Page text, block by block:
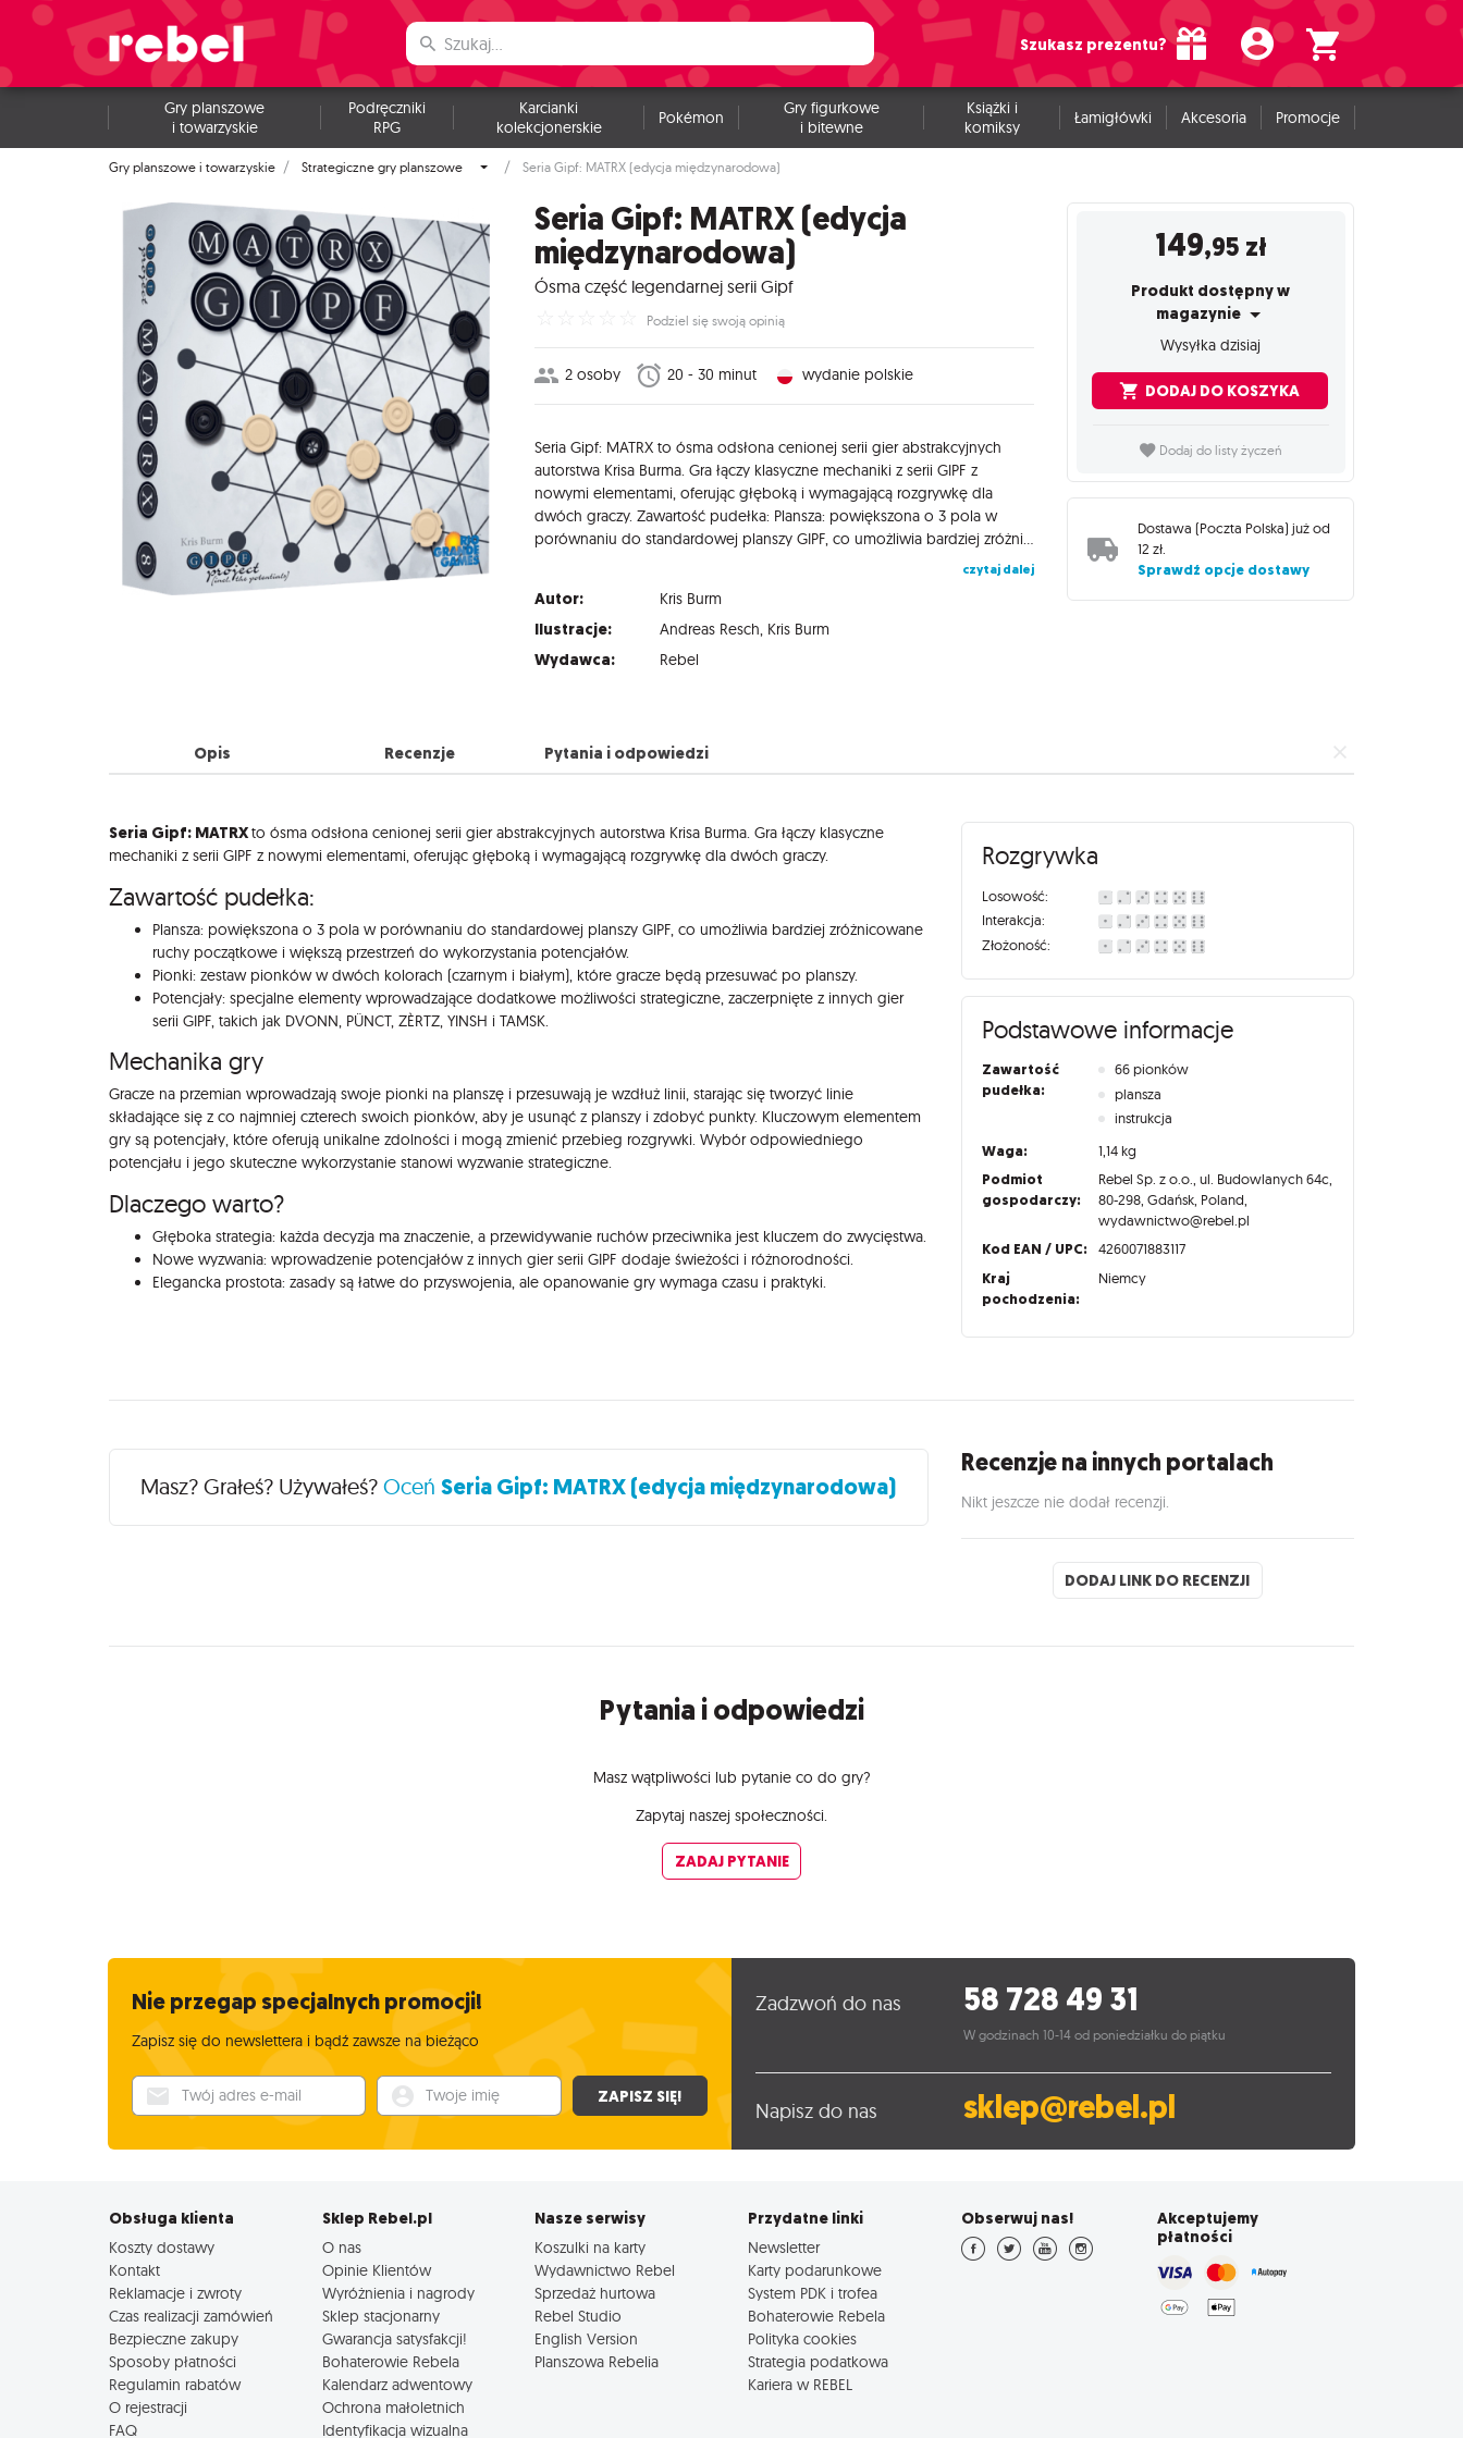
Szukasz prezentu?
Gry planszowe
i towarzyskie
Podręczniki
RPG
Karcianki
kolekcjonerskie
Pokémon
Gry figurkowe
i bitewne
Książki i
komiksy
Łamigłówki Akcesoria Promocje
Gry planszowe i towarzyskie Strategiczne gry planszowe Seria Gipf: MATRX (edycja międzynarodowa)
Seria Gipf: MATRX (edycja
międzynarodowa)
Ósma część legendarnej serii Gipf
Podziel się swoją opinią
2 osoby 20 - 30 minut wydanie polskie
Seria Gipf: MATRX to ósma odsłona cenionej serii gier abstrakcyjnych
autorstwa Krisa Burma. Gra łączy klasyczne mechaniki z serii GIPF z
nowymi elementami, oferując głęboką i wymagającą rozgrywkę dla
dwóch graczy. Zawartość pudełka: Plansza: powiększona o 3 pola w
czytaj dalej
Autor: Kris Burm
Ilustracje: Andreas Resch, Kris Burm
Wydawca: Rebel
149,95 zł
Produkt dostępny w
magazynie
Wysyłka dzisiaj
DODAJ DO KOSZYKA
Dodaj do listy życzeń
Dostawa (Poczta Polska) już od
12 zł.
Sprawdź opcje dostawy
Opis Recenzje Pytania i odpowiedzi
Opis
Seria Gipf: MATRXto ósma odsłona cenionej serii gier abstrakcyjnych autorstwa Krisa Burma. Gra łączy klasyczne
mechaniki z serii GIPF z nowymi elementami, oferując głęboką i wymagającą rozgrywkę dla dwóch graczy.
Zawartość pudełka:
Plansza: powiększona o 3 pola w porównaniu do standardowej planszy GIPF, co umożliwia bardziej zróżnicowane
ruchy początkowe i większą przestrzeń do wykorzystania potencjałów.
Pionki: zestaw pionków w dwóch kolorach (czarnym i białym), które gracze będą przesuwać po planszy.
Potencjały: specjalne elementy wprowadzające dodatkowe możliwości strategiczne, zaczerpnięte z innych gier
serii GIPF, takich jak DVONN, PÜNCT, ZÈRTZ, YINSH i TAMSK.
Mechanika gry
Gracze na przemian wprowadzają swoje pionki na planszę i przesuwają je wzdłuż linii, starając się tworzyć linie
składające się z co najmniej czterech swoich pionków, aby je usunąć z planszy i zdobyć punkty. Kluczowym elementem
gry są potencjały, które oferują unikalne zdolności i mogą zmienić przebieg rozgrywki. Wybór odpowiedniego
potencjału i jego skuteczne wykorzystanie stanowi wyzwanie strategiczne.
Dlaczego warto?
Głęboka strategia: każda decyzja ma znaczenie, a przewidywanie ruchów przeciwnika jest kluczem do zwycięstwa.
Nowe wyzwania: wprowadzenie potencjałów z innych gier serii GIPF dodaje świeżości i różnorodności.
Elegancka prostota: zasady są łatwe do przyswojenia, ale opanowanie gry wymaga czasu i praktyki.
Rozgrywka
Losowość:
Interakcja:
Złożoność:
Podstawowe informacje
Zawartość
pudełka:
66 pionków
plansza
instrukcja
Waga: 1,14 kg
Podmiot
gospodarczy:
Rebel Sp. z o.o., ul. Budowlanych 64c,
80-298, Gdańsk, Poland,
wydawnictwo@rebel.pl
Kod EAN / UPC: 4260071883117
Kraj
pochodzenia:
Niemcy
Recenzje
Masz? Grałeś? Używałeś?OceńSeria Gipf: MATRX (edycja międzynarodowa)
Recenzje na innych portalach
Nikt jeszcze nie dodał recenzji.
DODAJ LINK DO RECENZJI
Pytania i odpowiedzi
Masz wątpliwości lub pytanie co do gry?
Zapytaj naszej społeczności.
ZADAJ PYTANIE
Nie przegap specjalnych promocji!
Zapisz się do newslettera i bądź zawsze na bieżąco
Twój adres e-mail Twoje imię ZAPISZ SIĘ!
Zadzwoń do nas 58 728 49 31
W godzinach 10-14 od poniedziałku do piątku
Napisz do nas sklep@rebel.pl
Obsługa klienta
Koszty dostawy
Kontakt
Reklamacje i zwroty
Czas realizacji zamówień
Bezpieczne zakupy
Sposoby płatności
Regulamin rabatów
O rejestracji
FAQ
Sklep Rebel.pl
O nas
Opinie Klientów
Wyróżnienia i nagrody
Sklep stacjonarny
Gwarancja satysfakcji!
Bohaterowie Rebela
Kalendarz adwentowy
Ochrona małoletnich
Identyfikacja wizualna
Nasze serwisy
Koszulki na karty
Wydawnictwo Rebel
Sprzedaż hurtowa
Rebel Studio
English Version
Planszowa Rebelia
Przydatne linki
Newsletter
Karty podarunkowe
System PDK i trofea
Bohaterowie Rebela
Polityka cookies
Strategia podatkowa
Kariera w REBEL
Obserwuj nas!
Akceptujemy
płatności